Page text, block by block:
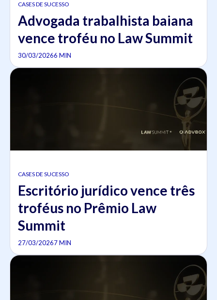
CASES DE SUCESSO
Advogada trabalhista baiana
vence troféu no Law Summit
30/03/20266 MIN
CASES DE SUCESSO
Escritório jurídico vence três
troféus no Prêmio Law
Summit
27/03/20267 MIN